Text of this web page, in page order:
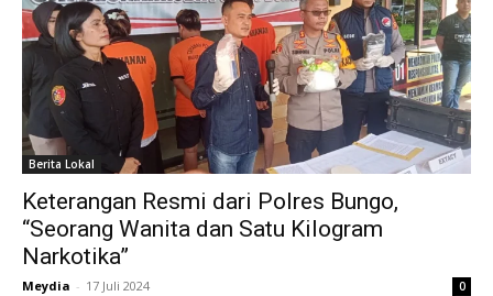
Berita Lokal
Keterangan Resmi dari Polres Bungo,
“Seorang Wanita dan Satu Kilogram
Narkotika”
Meydia - 17 Juli 2024 0